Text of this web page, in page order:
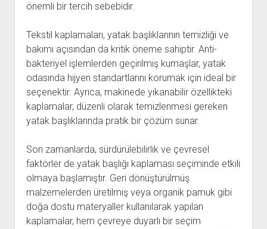
önemli bir tercih sebebidir.
Tekstil kaplamaları, yatak başlıklarının temizliği ve
bakımı açısından da kritik öneme sahiptir. Anti-
bakteriyel işlemlerden geçirilmiş kumaşlar, yatak
odasında hijyen standartlarını korumak için ideal bir
seçenektir. Ayrıca, makinede yıkanabilir özellikteki
kaplamalar, düzenli olarak temizlenmesi gereken
yatak başlıklarında pratik bir çözüm sunar.
Son zamanlarda, sürdürülebilirlik ve çevresel
faktörler de yatak başlığı kaplaması seçiminde etkili
olmaya başlamıştır. Geri dönüştürülmüş
malzemelerden üretilmiş veya organik pamuk gibi
doğa dostu materyaller kullanılarak yapılan
kaplamalar, hem çevreye duyarlı bir seçim